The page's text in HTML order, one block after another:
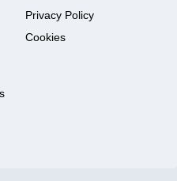
Privacy Policy
Cookies